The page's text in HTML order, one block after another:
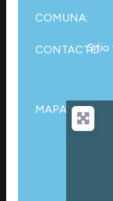
COMUNA:
CONTACTO:
MAPA: